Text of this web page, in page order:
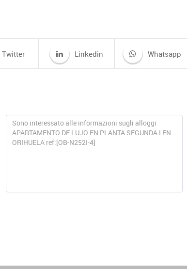
Twitter Linkedin Whatsapp